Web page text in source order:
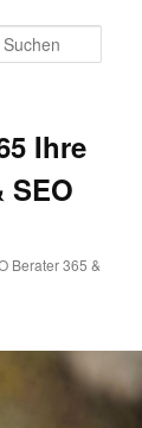
Ihre
SEO
Berater 365 &